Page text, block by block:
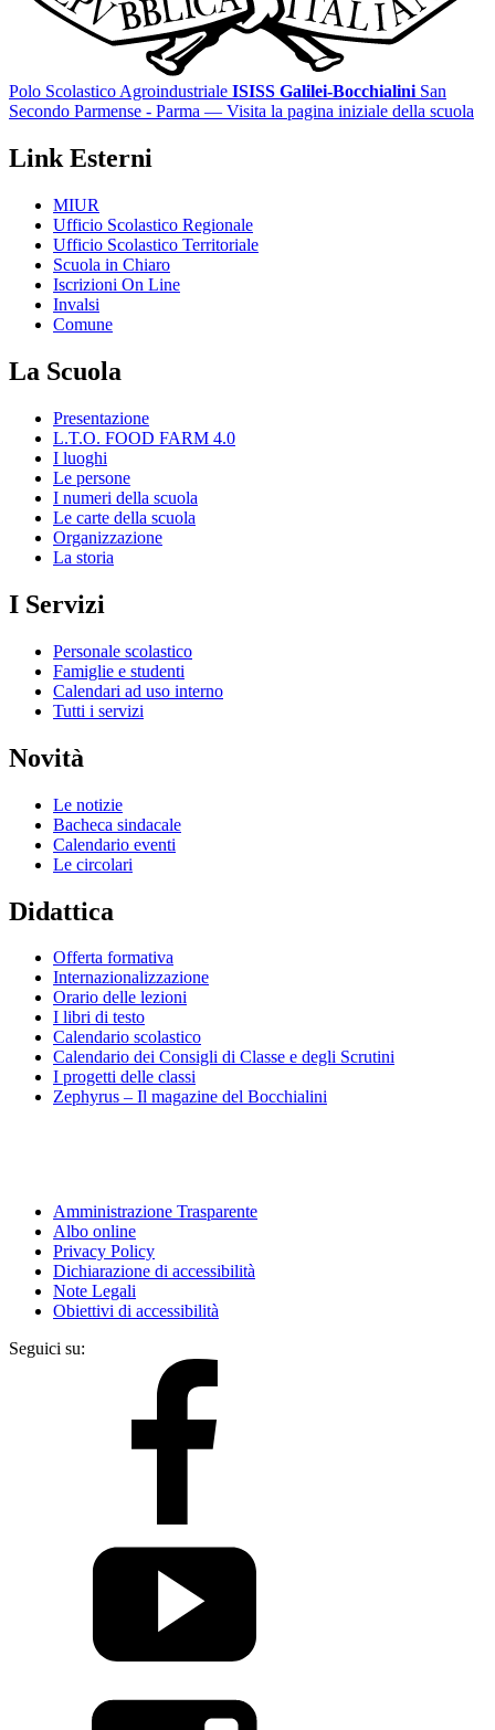
Polo Scolastico Agroindustriale ISISS Galilei-Bocchialini San
Secondo Parmense - Parma — Visita la pagina iniziale della scuola
Link Esterni
MIUR
Ufficio Scolastico Regionale
Ufficio Scolastico Territoriale
Scuola in Chiaro
Iscrizioni On Line
Invalsi
Comune
La Scuola
Presentazione
L.T.O. FOOD FARM 4.0
I luoghi
Le persone
I numeri della scuola
Le carte della scuola
Organizzazione
La storia
I Servizi
Personale scolastico
Famiglie e studenti
Calendari ad uso interno
Tutti i servizi
Novità
Le notizie
Bacheca sindacale
Calendario eventi
Le circolari
Didattica
Offerta formativa
Internazionalizzazione
Orario delle lezioni
I libri di testo
Calendario scolastico
Calendario dei Consigli di Classe e degli Scrutini
I progetti delle classi
Zephyrus – Il magazine del Bocchialini
Amministrazione Trasparente
Albo online
Privacy Policy
Dichiarazione di accessibilità
Note Legali
Obiettivi di accessibilità
Seguici su: